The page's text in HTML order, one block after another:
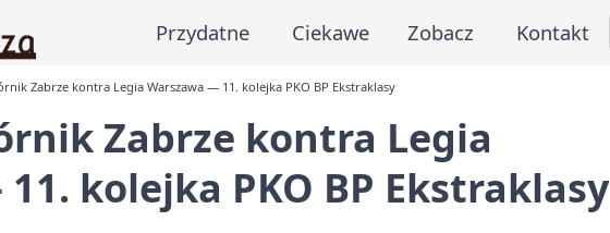
Przydatne Ciekawe Zobacz Kontakt
Zabrze kontra Legia Warszawa — 11. kolejka PKO BP Ekstraklasy
Zabrze kontra Legia
kolejka PKO BP Ekstraklasy